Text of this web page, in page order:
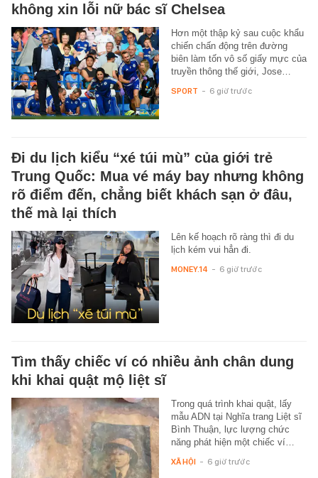
không xin lỗi nữ bác sĩ Chelsea
Hơn một thập kỷ sau cuộc khẩu
chiến chấn động trên đường
biên làm tốn vô số giấy mực của
truyền thông thế giới, Jose…
SPORT - 6 giờ trước
Đi du lịch kiểu “xé túi mù” của giới trẻ
Trung Quốc: Mua vé máy bay nhưng không
rõ điểm đến, chẳng biết khách sạn ở đâu,
thế mà lại thích
Lên kế hoạch rõ ràng thì đi du
lịch kém vui hẳn đi.
MONEY.14 - 6 giờ trước
Tìm thấy chiếc ví có nhiều ảnh chân dung
khi khai quật mộ liệt sĩ
Trong quá trình khai quật, lấy
mẫu ADN tại Nghĩa trang Liệt sĩ
Bình Thuận, lực lượng chức
năng phát hiện một chiếc ví…
XÃ HỘI - 6 giờ trước